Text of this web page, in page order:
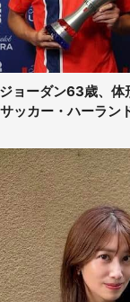
ョーダン63歳、体
ッカー・ハーラン